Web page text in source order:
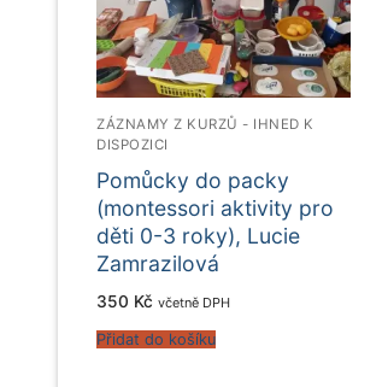
ZÁZNAMY Z KURZŮ - IHNED K
DISPOZICI
Pomůcky do packy
(montessori aktivity pro
děti 0-3 roky), Lucie
Zamrazilová
350 Kč včetně DPH
Přidat do košíku